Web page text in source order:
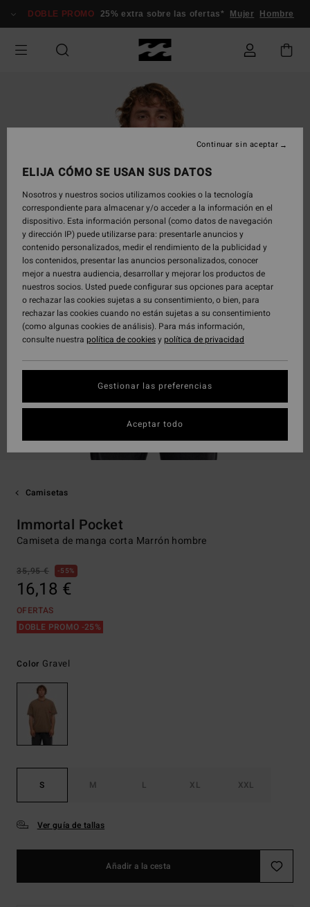
información
DOBLE PROMO 25% extra sobre las ofertas* Mujer Hombre
Camisetas
Immortal Pocket
Camiseta de manga corta Marrón hombre
35,95 € 55%
16,18 €
OFERTAS
DOBLE PROMO -25%
Color Gravel
S M L XL XXL
Ver guía de tallas
Añadir a la cesta
ELIJA CÓMO SE USAN SUS DATOS
Nosotros y nuestros socios utilizamos cookies o la tecnología
correspondiente para almacenar y/o acceder a la información en el
dispositivo. Esta información personal (como datos de navegación
y dirección IP) puede utilizarse para: presentarle anuncios y
contenido personalizados, medir el rendimiento de la publicidad y
los contenidos, presentar las anuncios personalizados, conocer
mejor a nuestra audiencia, desarrollar y mejorar los productos de
nuestros socios. Usted puede configurar sus opciones para aceptar
o rechazar las cookies sujetas a su consentimiento, o bien, para
rechazar las cookies cuando no están sujetas a su consentimiento
(como algunas cookies de análisis). Para más información,
consulte nuestra política de cookiesypolítica de privacidad
Gestionar las preferencias
Continuar sin aceptar
Aceptar todo